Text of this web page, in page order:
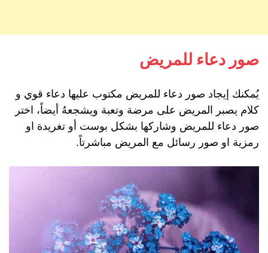
صور دعاء للمريض
يُمكنك إيجاد صور دعاء للمريض مكتوب عليها دعاء قوي و
كلام يصبر المريض على مرضة وتعبة ويشجعهُ أيضاً، اختر
صور دعاء للمريض وشاركها بشكل بوست أو تغريدة او
رمزية او صور رسائل مع المريض مباشرتاً.